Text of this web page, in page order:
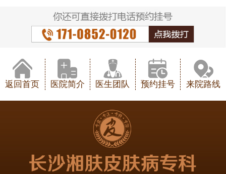
返回首页 医院简介 医生团队 预约挂号 来院路线